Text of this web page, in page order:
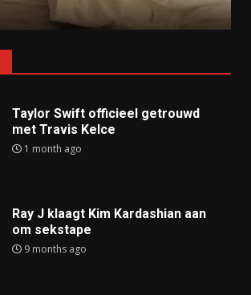
Taylor Swift officieel getrouwd
met Travis Kelce
1 month ago
Ray J klaagt Kim Kardashian aan
om sekstape
9 months ago